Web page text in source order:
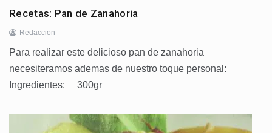
Recetas: Pan de Zanahoria
Redaccion
Para realizar este delicioso pan de zanahoria
necesiteramos ademas de nuestro toque personal:
Ingredientes: 300gr